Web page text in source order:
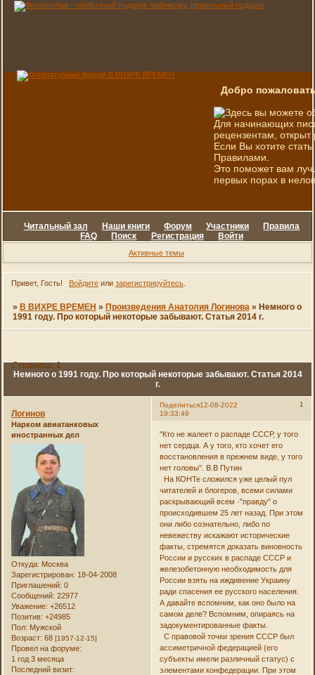
Добро
Здесь вы можете
Для начинающих
рецензентам, открыт
Если Вы хотите
Правилами.
Это поможет вам
первых порах в
Читальный зал Наши книги Форум Участники
Правила
FAQ
Поиск Регистрация Войти
Активные темы
Привет, Гость! Войдитеили зарегистрируйтесь.
» В ВИХРЕ ВРЕМЕН » Произведения Анатолия Логинова » Немного о
1991 году. Про который некоторые забывают. Статья 2014 г.
Немного о 1991 году. Про который некоторые забывают. Статья 2014
г.
Страница:1
Поделиться 1
12-08-2022
19:33:49
Логинов
Нарком авиатанковых
иностранных дел
Откуда: Москва
Зарегистрирован: 18-04-2008
Приглашений: 0
Сообщений: 22977
Уважение: +26512
Позитив: +24985
Пол: Мужской
Возраст: 68[1957-12-15]
Провел на форуме:
1 год 3 месяца
Последний визит:
"Кто не жалеет о распаде СССР, у того
нет сердца. А у того, кто хочет его
восстановления в прежнем виде, у того
нет головы". В.В Путин
На КОНТе сложился уже целый пул
читателей и блогеров, всеми силами
раскрывающий всем ·"правду" о
происходившем 25 лет назад. При этом
они либо сознательно, либо по
невежеству искажают исторические
факты, стремятся доказать виновность
России и русских в распаде СССР и
железобетонную необходимость для
России взять на иждивение Украину
ради спасения ее русского населения.
А давайте вспомним, как оно было на
самом деле? Вспомним, опираясь на
задокументированные факты.
С правовой точки зрения СССР был
ассиметричной федерацией (его
субъекты имели различный статус) с
элементами конфедерации. При этом